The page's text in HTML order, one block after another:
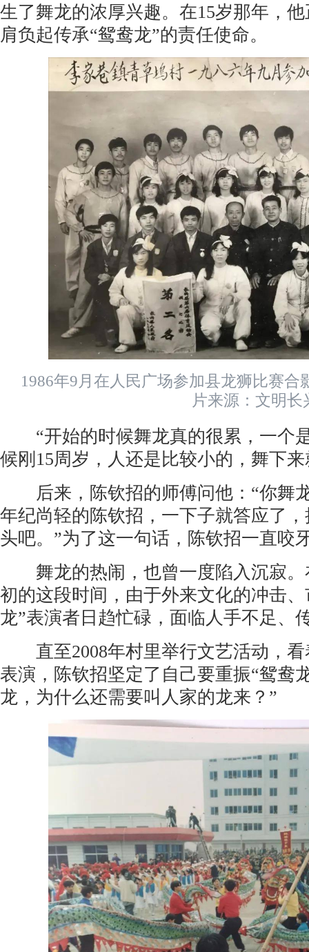
生了舞龙的浓厚兴趣。在15岁那年，
肩负起传承“鸳鸯龙”的责任使命。
1986年9月在人民广场参加县龙狮比赛合
片来源：文明长
“开始的时候舞龙真的很累，一个
候刚15周岁，人还是比较小的，舞下
后来，陈钦招的师傅问他：“你舞
年纪尚轻的陈钦招，一下子就答应了
头吧。”为了这一句话，陈钦招一直咬
舞龙的热闹，也曾一度陷入沉寂。
初的这段时间，由于外来文化的冲击
龙”表演者日趋忙碌，面临人手不足、
直至2008年村里举行文艺活动，看
表演，陈钦招坚定了自己要重振“鸳鸯
龙，为什么还需要叫人家的龙来？”